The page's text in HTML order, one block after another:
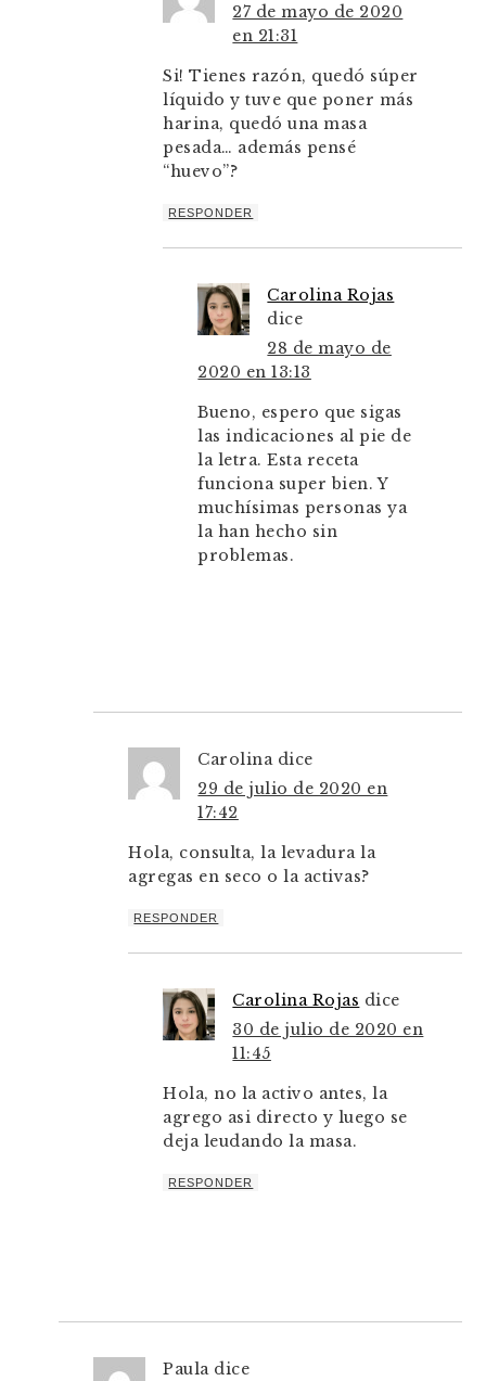
27 de mayo de 2020
en 21:31
Si! Tienes razón, quedó súper
líquido y tuve que poner más
harina, quedó una masa
pesada… además pensé
“huevo”?
RESPONDER
Carolina Rojas
dice
28 de mayo de
2020 en 13:13
Bueno, espero que sigas
las indicaciones al pie de
la letra. Esta receta
funciona super bien. Y
muchísimas personas ya
la han hecho sin
problemas.
Carolina dice
29 de julio de 2020 en
17:42
Hola, consulta, la levadura la
agregas en seco o la activas?
RESPONDER
Carolina Rojas dice
30 de julio de 2020 en
11:45
Hola, no la activo antes, la
agrego asi directo y luego se
deja leudando la masa.
RESPONDER
Paula dice